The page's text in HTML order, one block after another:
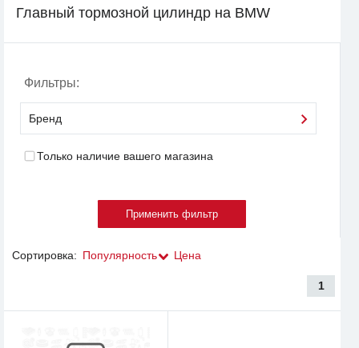
Главный тормозной цилиндр на BMW
Фильтры:
Бренд
Только наличие вашего магазина
Сортировка: Популярность Цена
1